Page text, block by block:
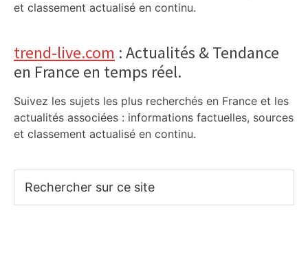
et classement actualisé en continu.
trend-live.com : Actualités & Tendance
en France en temps réel.
Suivez les sujets les plus recherchés en France et les
actualités associées : informations factuelles, sources
et classement actualisé en continu.
sur